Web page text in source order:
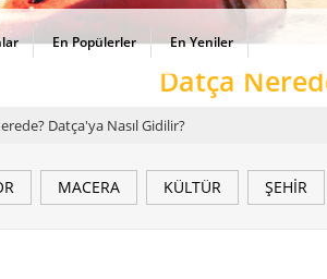
Datça
En Popülerler En Yeniler
Datça'ya Nasıl Gidilir?
MACERA KÜLTÜR ŞEHİR